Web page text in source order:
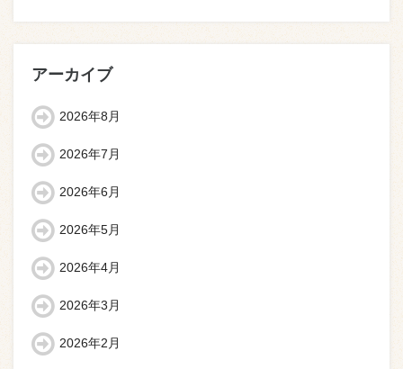
アーカイブ
2026年8月
2026年7月
2026年6月
2026年5月
2026年4月
2026年3月
2026年2月